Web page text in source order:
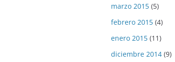
marzo 2015 (5)
febrero 2015 (4)
enero 2015 (11)
diciembre 2014 (9)